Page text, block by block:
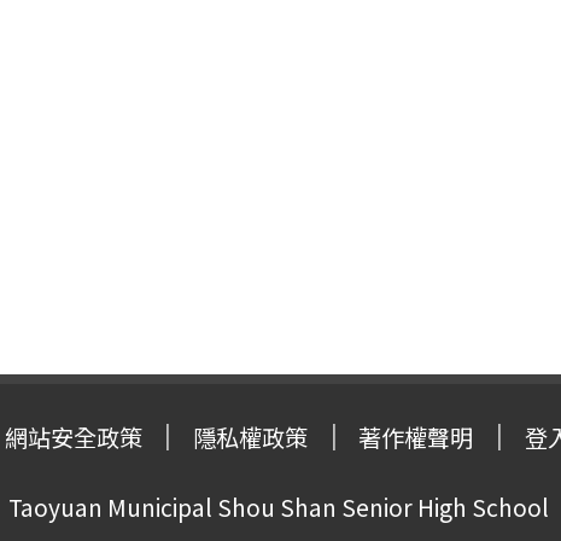
網站安全政策 隱私權政策 著作權聲明 登
Taoyuan Municipal Shou Shan Senior High School